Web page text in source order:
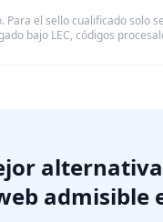
Para el sello cualificado solo
bajo LEC, códigos
admisible